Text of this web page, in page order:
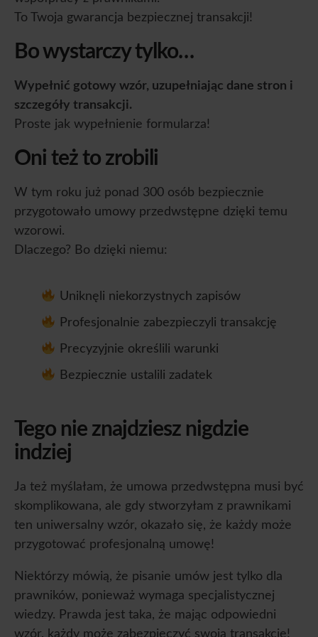
To Twoja gwarancja bezpiecznej transakcji!
Bo wystarczy tylko…
Wypełnić gotowy wzór, uzupełniając dane stron i
szczegóły transakcji.
Proste jak wypełnienie formularza!
Oni też to zrobili
W tym roku już ponad 300 osób bezpiecznie
przygotowało umowy przedwstępne dzięki temu
wzorowi.
Dlaczego? Bo dzięki niemu:
Uniknęli niekorzystnych zapisów
Profesjonalnie zabezpieczyli transakcję
Precyzyjnie określili warunki
Bezpiecznie ustalili zadatek
Tego nie znajdziesz nigdzie
indziej
Ja też myślałam, że umowa przedwstępna musi być
skomplikowana, ale gdy stworzyłam z prawnikami
ten uniwersalny wzór, okazało się, że każdy może
przygotować profesjonalną umowę!
Niektórzy mówią, że pisanie umów jest tylko dla
prawników, ponieważ wymaga specjalistycznej
wiedzy. Prawda jest taka, że mając odpowiedni
wzór, każdy może zabezpieczyć swoją transakcję!